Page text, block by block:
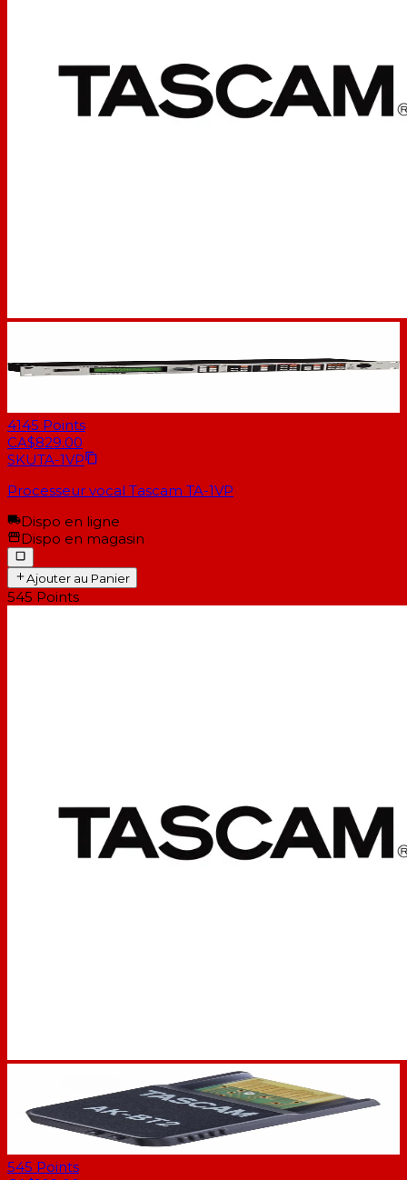
4145 Points
CA$829.00
SKUTA-1VP
Processeur vocal Tascam TA-1VP
Dispo en ligne
Dispo en magasin
Ajouter au Panier
545 Points
545 Points